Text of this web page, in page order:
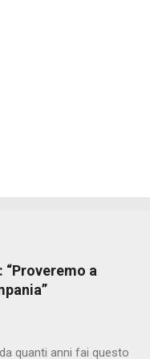
a
quanti anni fai questo